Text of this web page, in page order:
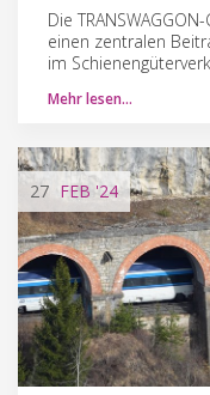
Die
einen zentralen
im
Mehr lesen…
27 FEB '24